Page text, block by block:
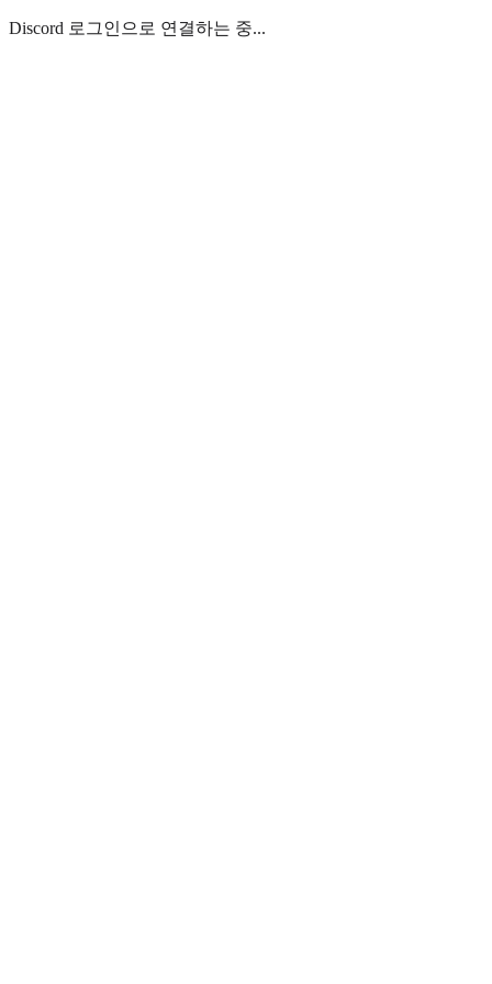
Discord 로그인으로 연결하는 중...